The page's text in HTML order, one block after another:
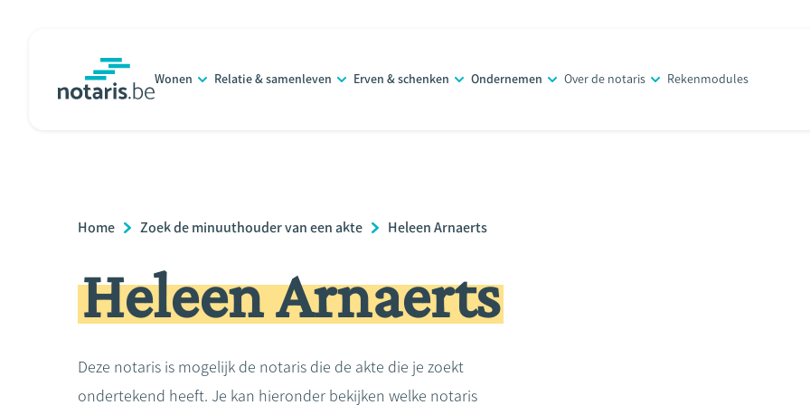
Wonen Relatie & samenleven Erven & schenken Ondernemen Over de notaris Rekenmodules
Breadcrumb
Home Zoek de minuuthouder van een akte Heleen Arnaerts
Heleen Arnaerts
Deze notaris is mogelijk de notaris die de akte die je zoekt
ondertekend heeft. Je kan hieronder bekijken welke notaris